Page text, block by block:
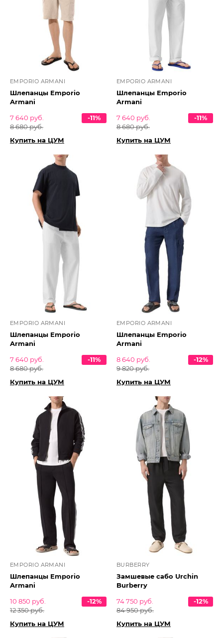
EMPORIO ARMANI
Шлепанцы Emporio
Armani
7 640 руб.
8 680 руб.
-11%
Купить на ЦУМ
EMPORIO ARMANI
Шлепанцы Emporio
Armani
7 640 руб.
8 680 руб.
-11%
Купить на ЦУМ
EMPORIO ARMANI
Шлепанцы Emporio
Armani
7 640 руб.
8 680 руб.
-11%
Купить на ЦУМ
EMPORIO ARMANI
Шлепанцы Emporio
Armani
8 640 руб.
9 820 руб.
-12%
Купить на ЦУМ
EMPORIO ARMANI
Шлепанцы Emporio
Armani
10 850 руб.
12 350 руб.
-12%
Купить на ЦУМ
BURBERRY
Замшевые сабо Urchin
Burberry
74 750 руб.
84 950 руб.
-12%
Купить на ЦУМ